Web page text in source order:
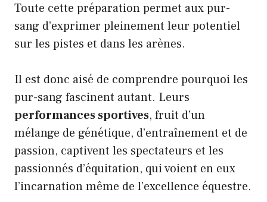
Toute cette préparation permet aux pur-
sang d’exprimer pleinement leur potentiel
sur les pistes et dans les arènes.
Il est donc aisé de comprendre pourquoi les
pur-sang fascinent autant. Leurs
performances sportives, fruit d’un
mélange de génétique, d’entraînement et de
passion, captivent les spectateurs et les
passionnés d’équitation, qui voient en eux
l’incarnation même de l’excellence équestre.